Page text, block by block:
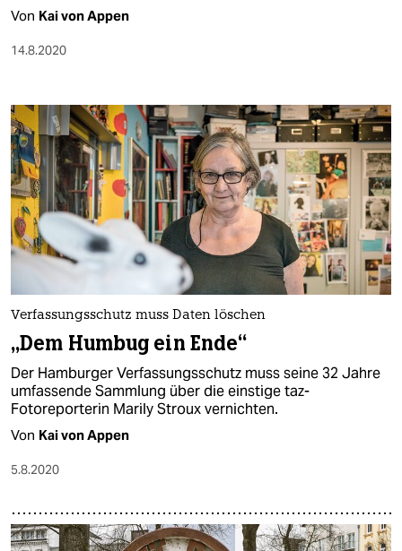
Von Kai von Appen
14.8.2020
Verfassungsschutz muss Daten löschen
„Dem Humbug ein Ende“
Der Hamburger Verfassungsschutz muss seine 32 Jahre
umfassende Sammlung über die einstige taz-
Fotoreporterin Marily Stroux vernichten.
Von Kai von Appen
5.8.2020